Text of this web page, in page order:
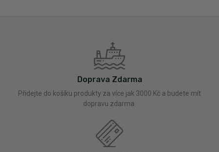
Doprava Zdarma
Přidejte do košíku produkty za více jak 3000 Kč a budete mít
dopravu zdarma.